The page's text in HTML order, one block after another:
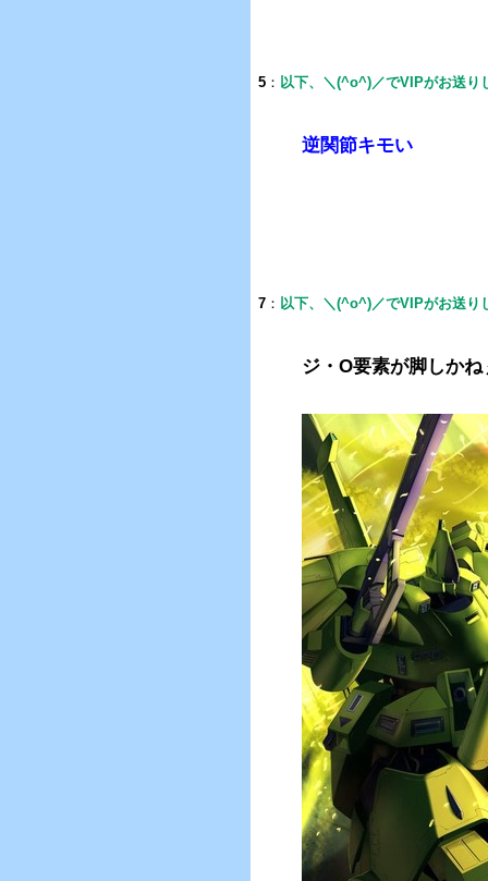
5 ： 以下、＼(^o^)／でVIPがお送り
逆関節キモい
7 ： 以下、＼(^o^)／でVIPがお送り
ジ・O要素が脚しかね